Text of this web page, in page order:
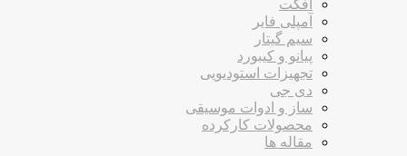
افکت
آمپلی فایر
سیم گیتار
پیانو و کیبورد
تجهیزات استودیویی
دی جی
ساز و ادوات موسیقی
محصولات کارکرده
مقاله ها